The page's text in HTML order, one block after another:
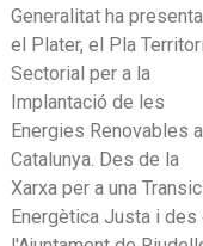
Generalitat ha
el Plater, el Pla
Sectorial per a la
Implantació de les
Energies Renovables a
Catalunya. Des de la
Xarxa per a una
Energètica Justa i des